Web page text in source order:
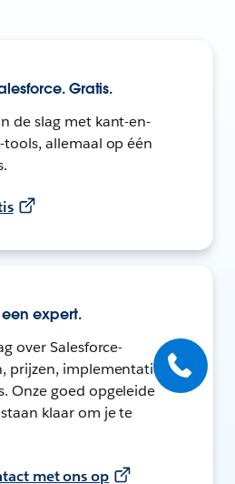
Gratis.
de slag met kant-en-
tools, allemaal op één
expert.
over Salesforce-
prijzen, implementatie of
Onze goed opgeleide
klaar om je te
met ons op